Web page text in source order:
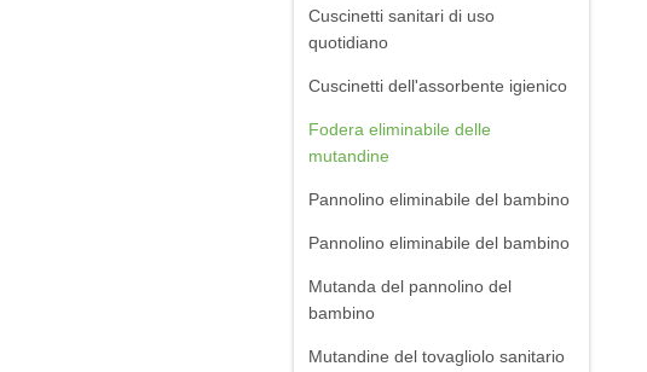
Cuscinetti sanitari di uso
quotidiano
Cuscinetti dell'assorbente igienico
Fodera eliminabile delle
mutandine
Pannolino eliminabile del bambino
Pannolino eliminabile del bambino
Mutanda del pannolino del
bambino
Mutandine del tovagliolo sanitario